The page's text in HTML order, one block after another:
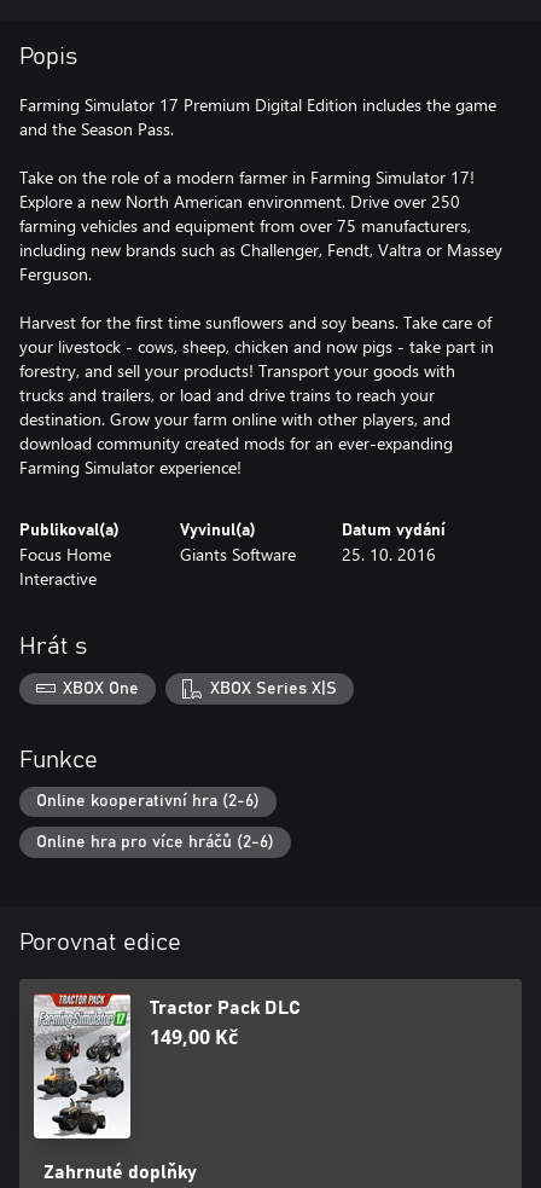
Popis
Farming Simulator 17 Premium Digital Edition includes the game
and the Season Pass.
Take on the role of a modern farmer in Farming Simulator 17!
Explore a new North American environment. Drive over 250
farming vehicles and equipment from over 75 manufacturers,
including new brands such as Challenger, Fendt, Valtra or Massey
Ferguson.
Harvest for the first time sunflowers and soy beans. Take care of
your livestock - cows, sheep, chicken and now pigs - take part in
forestry, and sell your products! Transport your goods with
trucks and trailers, or load and drive trains to reach your
destination. Grow your farm online with other players, and
download community created mods for an ever-expanding
Farming Simulator experience!
Publikoval(a)
Focus Home
Interactive
Vyvinul(a)
Giants Software
Datum vydání
25. 10. 2016
Hrát s
XBOX One XBOX Series X|S
Funkce
Online kooperativní hra (2-6)
Online hra pro více hráčů (2-6)
Porovnat edice
Tractor Pack DLC
149,00 Kč
Zahrnuté doplňky